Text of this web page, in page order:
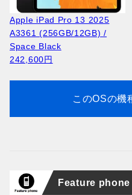
Apple iPad Pro 13 2025
A3361 (256GB/12GB) /
Space Black
242,600円
このOSの機
Feature phone